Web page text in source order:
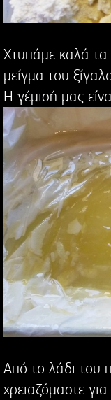
Χτυπάμε καλά
μείγμα του
Η γέμισή μας
Από το λάδι του
χρειαζόμαστε